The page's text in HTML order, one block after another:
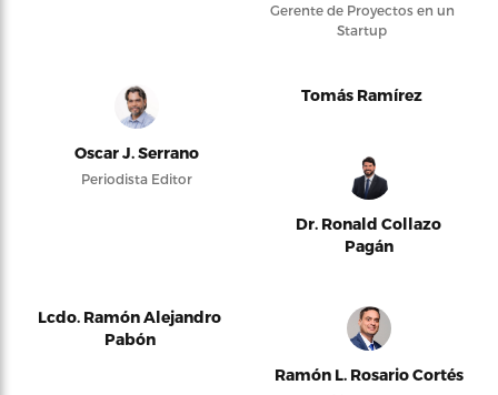
Gerente de Proyectos en un
Startup
Oscar J. Serrano
Periodista Editor
Tomás Ramírez
Dr. Ronald Collazo
Pagán
Lcdo. Ramón Alejandro
Pabón
Ramón L. Rosario Cortés